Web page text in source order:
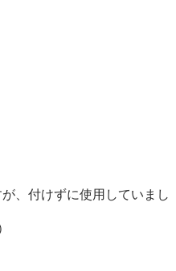
、付けずに使用していまし